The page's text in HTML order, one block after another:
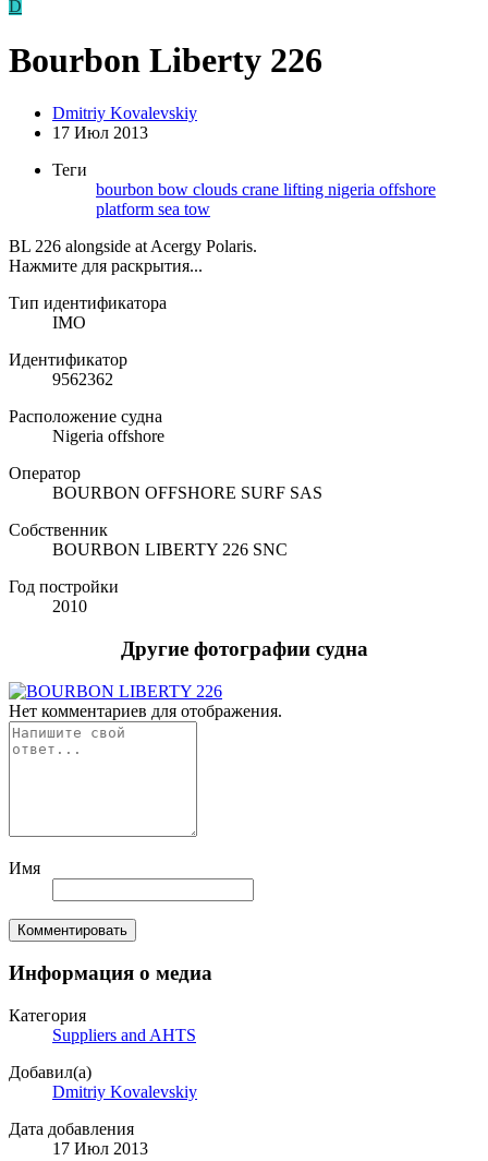
D
Bourbon Liberty 226
Dmitriy Kovalevskiy
17 Июл 2013
Теги
bourbon bow clouds crane lifting nigeria offshore
platform sea tow
BL 226 alongside at Acergy Polaris.
Нажмите для раскрытия...
Тип идентификатора
IMO
Идентификатор
9562362
Расположение судна
Nigeria offshore
Оператор
BOURBON OFFSHORE SURF SAS
Собственник
BOURBON LIBERTY 226 SNC
Год постройки
2010
Другие фотографии судна
Нет комментариев для отображения.
Имя
Комментировать
Информация о медиа
Категория
Suppliers and AHTS
Добавил(а)
Dmitriy Kovalevskiy
Дата добавления
17 Июл 2013